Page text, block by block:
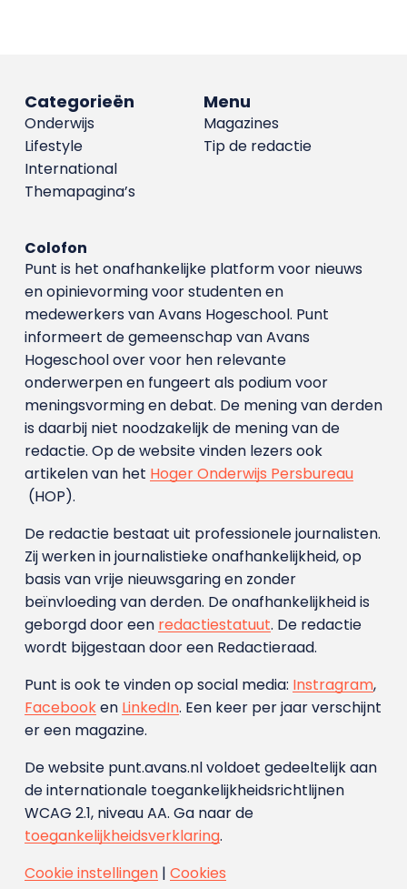
Menu
Magazines
Tip de redactie
Categorieën
Onderwijs
Lifestyle
International
Themapagina’s
Colofon
Punt is het onafhankelijke platform voor nieuws
en opinievorming voor studenten en
medewerkers van Avans Hoge­school. Punt
informeert de gemeenschap van Avans
Hogeschool over voor hen relevante
onderwerpen en fungeert als podium voor
meningsvorming en debat. De mening van derden
is daarbij niet noodzakelijk de mening van de
redactie. Op de website vinden lezers ook
artikelen van het Hoger Onderwijs Persbureau
(HOP).
De redactie bestaat uit professionele journalisten.
Zij werken in journalistieke onafhankelijkheid, op
basis van vrije nieuwsgaring en zonder
beïnvloeding van derden. De onafhankelijkheid is
geborgd door een redactiestatuut. De redactie
wordt bijgestaan door een Redactieraad.
Punt is ook te vinden op social media: Instragram,
Facebooken LinkedIn. Een keer per jaar verschijnt
er een magazine.
De website punt.avans.nl voldoet gedeeltelijk aan
de internationale toegankelijkheidsrichtlijnen
WCAG 2.1, niveau AA. Ga naar de
toegankelijkheidsverklaring.
Cookie instellingen| Cookies